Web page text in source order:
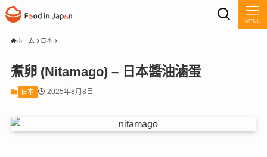
MENU
ホーム 日本
煮卵 (Nitamago) – 日本醬油滷蛋
日本 2025年8月8日